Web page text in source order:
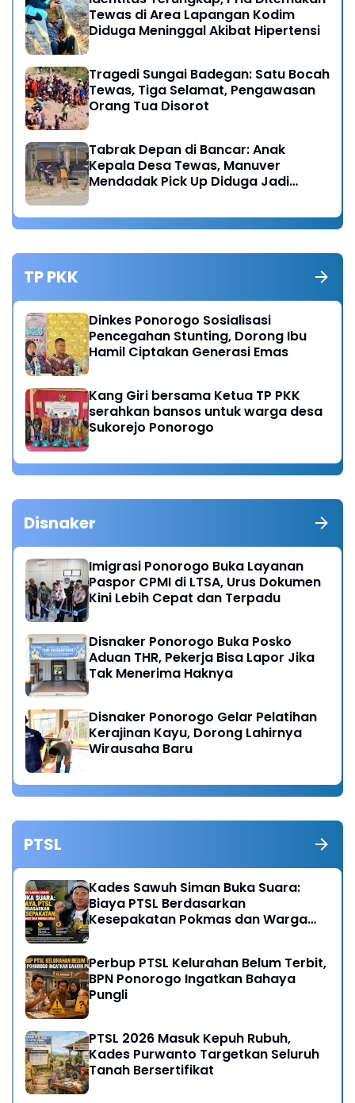
Tewas di Area Lapangan Kodim
Diduga Meninggal Akibat Hipertensi
Tragedi Sungai Badegan: Satu Bocah
Tewas, Tiga Selamat, Pengawasan
Orang Tua Disorot
Tabrak Depan di Bancar: Anak
Kepala Desa Tewas, Manuver
Mendadak Pick Up Diduga Jadi
TP PKK
Dinkes Ponorogo Sosialisasi
Pencegahan Stunting, Dorong Ibu
Hamil Ciptakan Generasi Emas
Kang Giri bersama Ketua TP PKK
serahkan bansos untuk warga desa
Sukorejo Ponorogo
Disnaker
Imigrasi Ponorogo Buka Layanan
Paspor CPMI di LTSA, Urus Dokumen
Kini Lebih Cepat dan Terpadu
Disnaker Ponorogo Buka Posko
Aduan THR, Pekerja Bisa Lapor Jika
Tak Menerima Haknya
Disnaker Ponorogo Gelar Pelatihan
Kerajinan Kayu, Dorong Lahirnya
Wirausaha Baru
PTSL
Kades Sawuh Siman Buka Suara:
Biaya PTSL Berdasarkan
Kesepakatan Pokmas dan Warga
Perbup PTSL Kelurahan Belum Terbit,
BPN Ponorogo Ingatkan Bahaya
Pungli
PTSL 2026 Masuk Kepuh Rubuh,
Kades Purwanto Targetkan Seluruh
Tanah Bersertifikat